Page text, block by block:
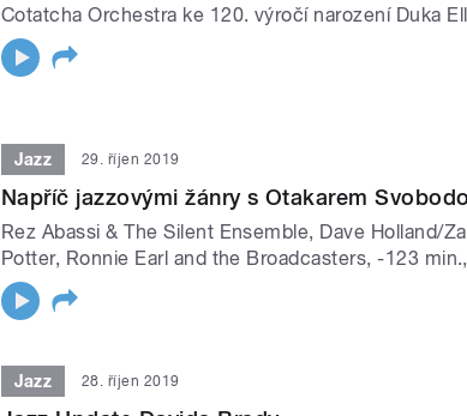
Cotatcha Orchestra ke 120. výročí narození Duka
Jazz 29. říjen 2019
Napříč jazzovými žánry s Otakarem
Rez Abassi & The Silent Ensemble, Dave Holland/
Potter, Ronnie Earl and the Broadcasters, -123
Jazz 28. říjen 2019